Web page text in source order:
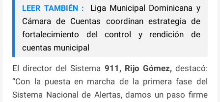
LEER TAMBIÉN :
Liga Municipal Dominicana y
Cámara de Cuentas coordinan estrategia de
fortalecimiento del control y rendición de
cuentas municipal
El director del Sistema 911, Rijo Gómez, destacó:
“Con la puesta en marcha de la primera fase del
Sistema Nacional de Alertas, damos un paso firme